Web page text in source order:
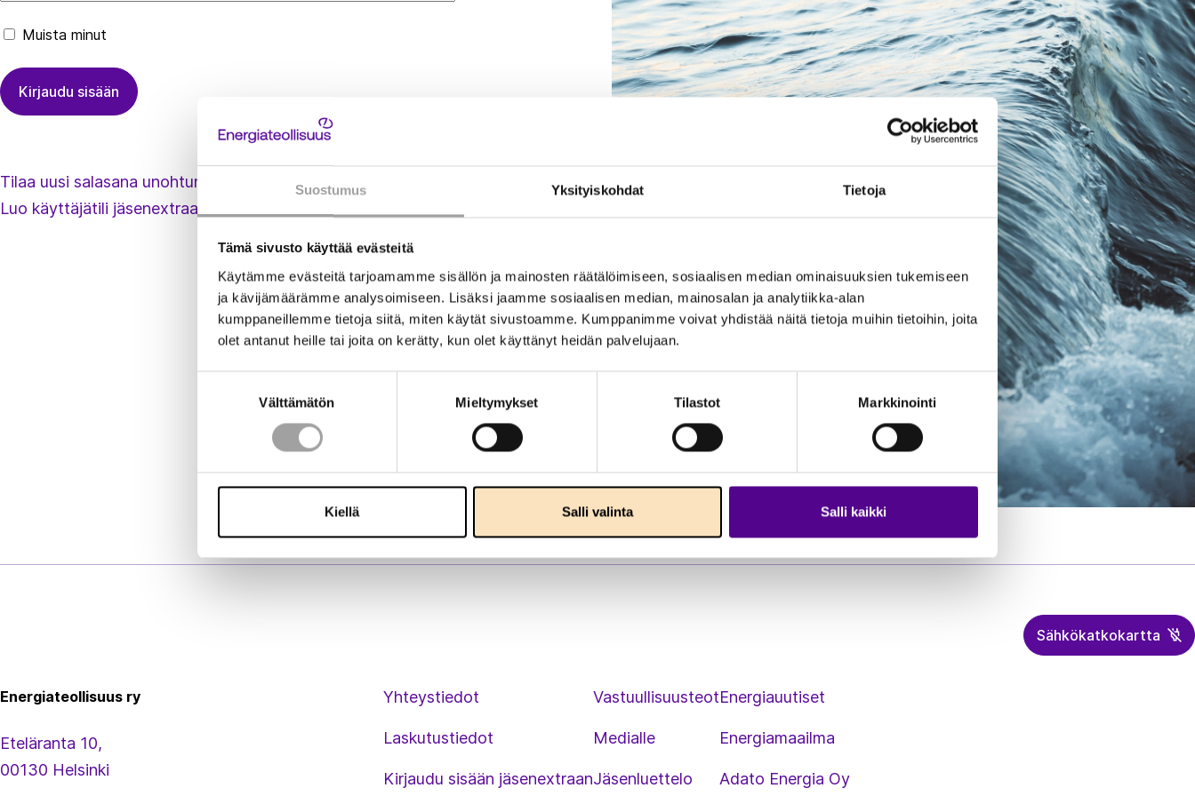
Suostumus Yksityiskohdat Tietoja
Tämä sivusto käyttää evästeitä
Käytämme evästeitä tarjoamamme sisällön ja mainosten räätälöimiseen, sosiaalisen median ominaisuuksien tukemiseen
ja kävijämäärämme analysoimiseen. Lisäksi jaamme sosiaalisen median, mainosalan ja analytiikka-alan
kumppaneillemme tietoja siitä, miten käytät sivustoamme. Kumppanimme voivat yhdistää näitä tietoja muihin tietoihin, joita
olet antanut heille tai joita on kerätty, kun olet käyttänyt heidän palvelujaan.
Välttämätön Mieltymykset Tilastot Markkinointi
Kiellä Salli valinta Salli kaikki
Muista minut
Tilaa uusi salasana unohtuneen tilalle
Luo käyttäjätili jäsenextraan
Sähkökatkokartta
Energiateollisuus ry
Eteläranta 10,
00130 Helsinki
Yhteystiedot
Laskutustiedot
Kirjaudu sisään jäsenextraan
Vastuullisuusteot
Medialle
Jäsenluettelo
Energiauutiset
Energiamaailma
Adato Energia Oy